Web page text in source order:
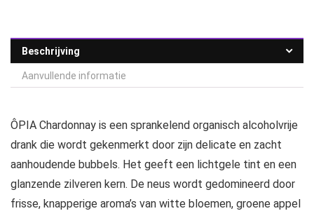
Beschrijving
Aanvullende informatie
ÔPIA Chardonnay is een sprankelend organisch alcoholvrije
drank die wordt gekenmerkt door zijn delicate en zacht
aanhoudende bubbels. Het geeft een lichtgele tint en een
glanzende zilveren kern. De neus wordt gedomineerd door
frisse, knapperige aroma’s van witte bloemen, groene appel